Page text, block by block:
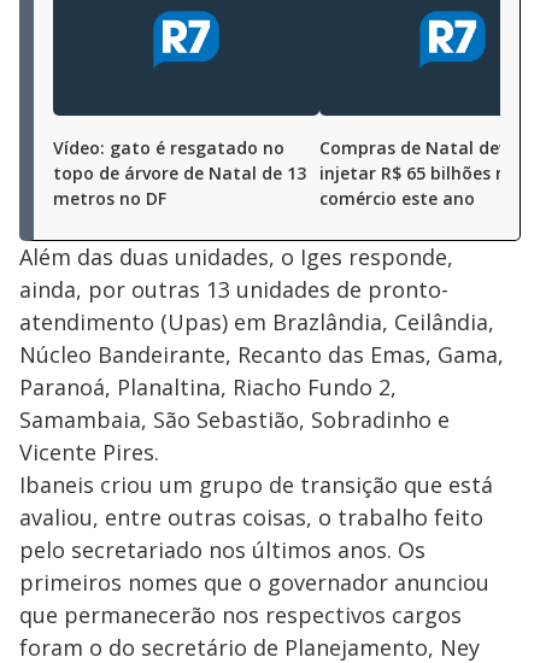
Vídeo: gato é resgatado no
topo de árvore de Natal de 13
metros no DF
Compras de Natal devem
injetar R$ 65 bilhões no
comércio este ano
Além das duas unidades, o Iges responde,
ainda, por outras 13 unidades de pronto-
atendimento (Upas) em Brazlândia, Ceilândia,
Núcleo Bandeirante, Recanto das Emas, Gama,
Paranoá, Planaltina, Riacho Fundo 2,
Samambaia, São Sebastião, Sobradinho e
Vicente Pires.
Ibaneis criou um grupo de transição que está
avaliou, entre outras coisas, o trabalho feito
pelo secretariado nos últimos anos. Os
primeiros nomes que o governador anunciou
que permanecerão nos respectivos cargos
foram o do secretário de Planejamento, Ney